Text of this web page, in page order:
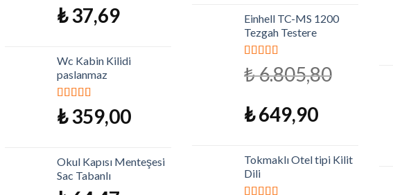
₺37,69
Wc Kabin Kilidi
paslanmaz
5 üzerinden
5.00oy aldı
₺359,00
Okul Kapısı Menteşesi
Sac Tabanlı
Einhell TC-MS 1200
Tezgah Testere
5 üzerinden
5.00oy aldı
₺6.805,80
₺649,90
Tokmaklı Otel tipi Kilit
Dili